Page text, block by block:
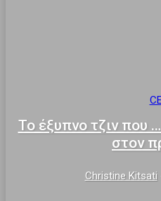
Το έξυπνο τζιν που
στον
Christine Kitsati